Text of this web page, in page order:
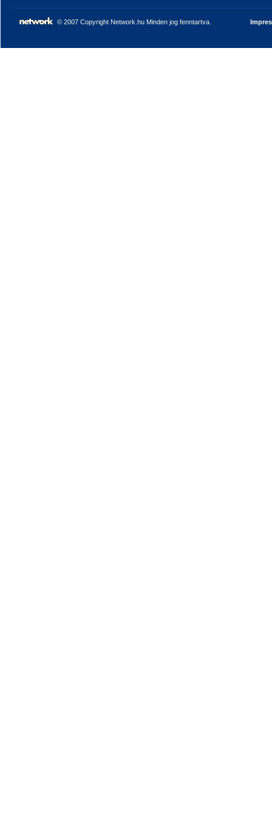
© 2007 Copyright Network.hu Minden jog fenntartva.